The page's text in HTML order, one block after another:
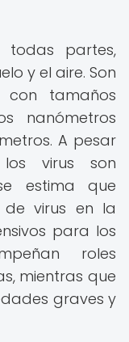
todas partes,
y el aire. Son
con tamaños
nanómetros
A pesar
virus son
estima que
de virus en la
para los
roles
mientras que
graves y